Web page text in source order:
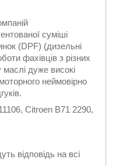
суміші
(DPF) (дизельні
фахівців з різних
маслі дуже високі
неймовірно
Citroen B71 2290,
відповідь на всі